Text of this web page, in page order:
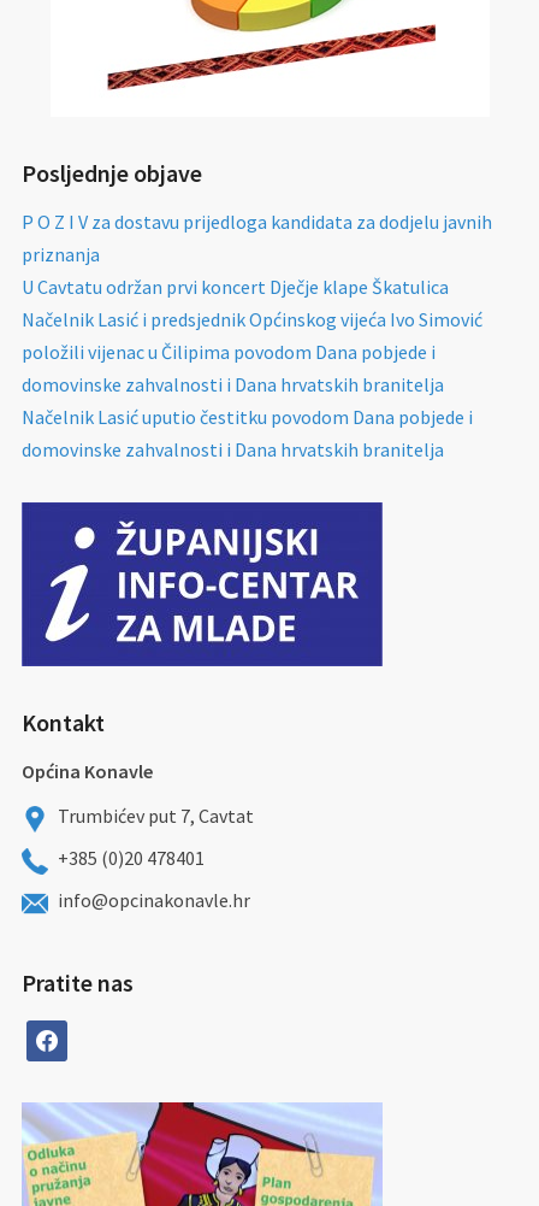
Posljednje objave
P O Z I V za dostavu prijedloga kandidata za dodjelu javnih
priznanja
U Cavtatu održan prvi koncert Dječje klape Škatulica
Načelnik Lasić i predsjednik Općinskog vijeća Ivo Simović
položili vijenac u Čilipima povodom Dana pobjede i
domovinske zahvalnosti i Dana hrvatskih branitelja
Načelnik Lasić uputio čestitku povodom Dana pobjede i
domovinske zahvalnosti i Dana hrvatskih branitelja
Kontakt
Općina Konavle
Trumbićev put 7, Cavtat
+385 (0)20 478401
info@opcinakonavle.hr
Pratite nas
facebook